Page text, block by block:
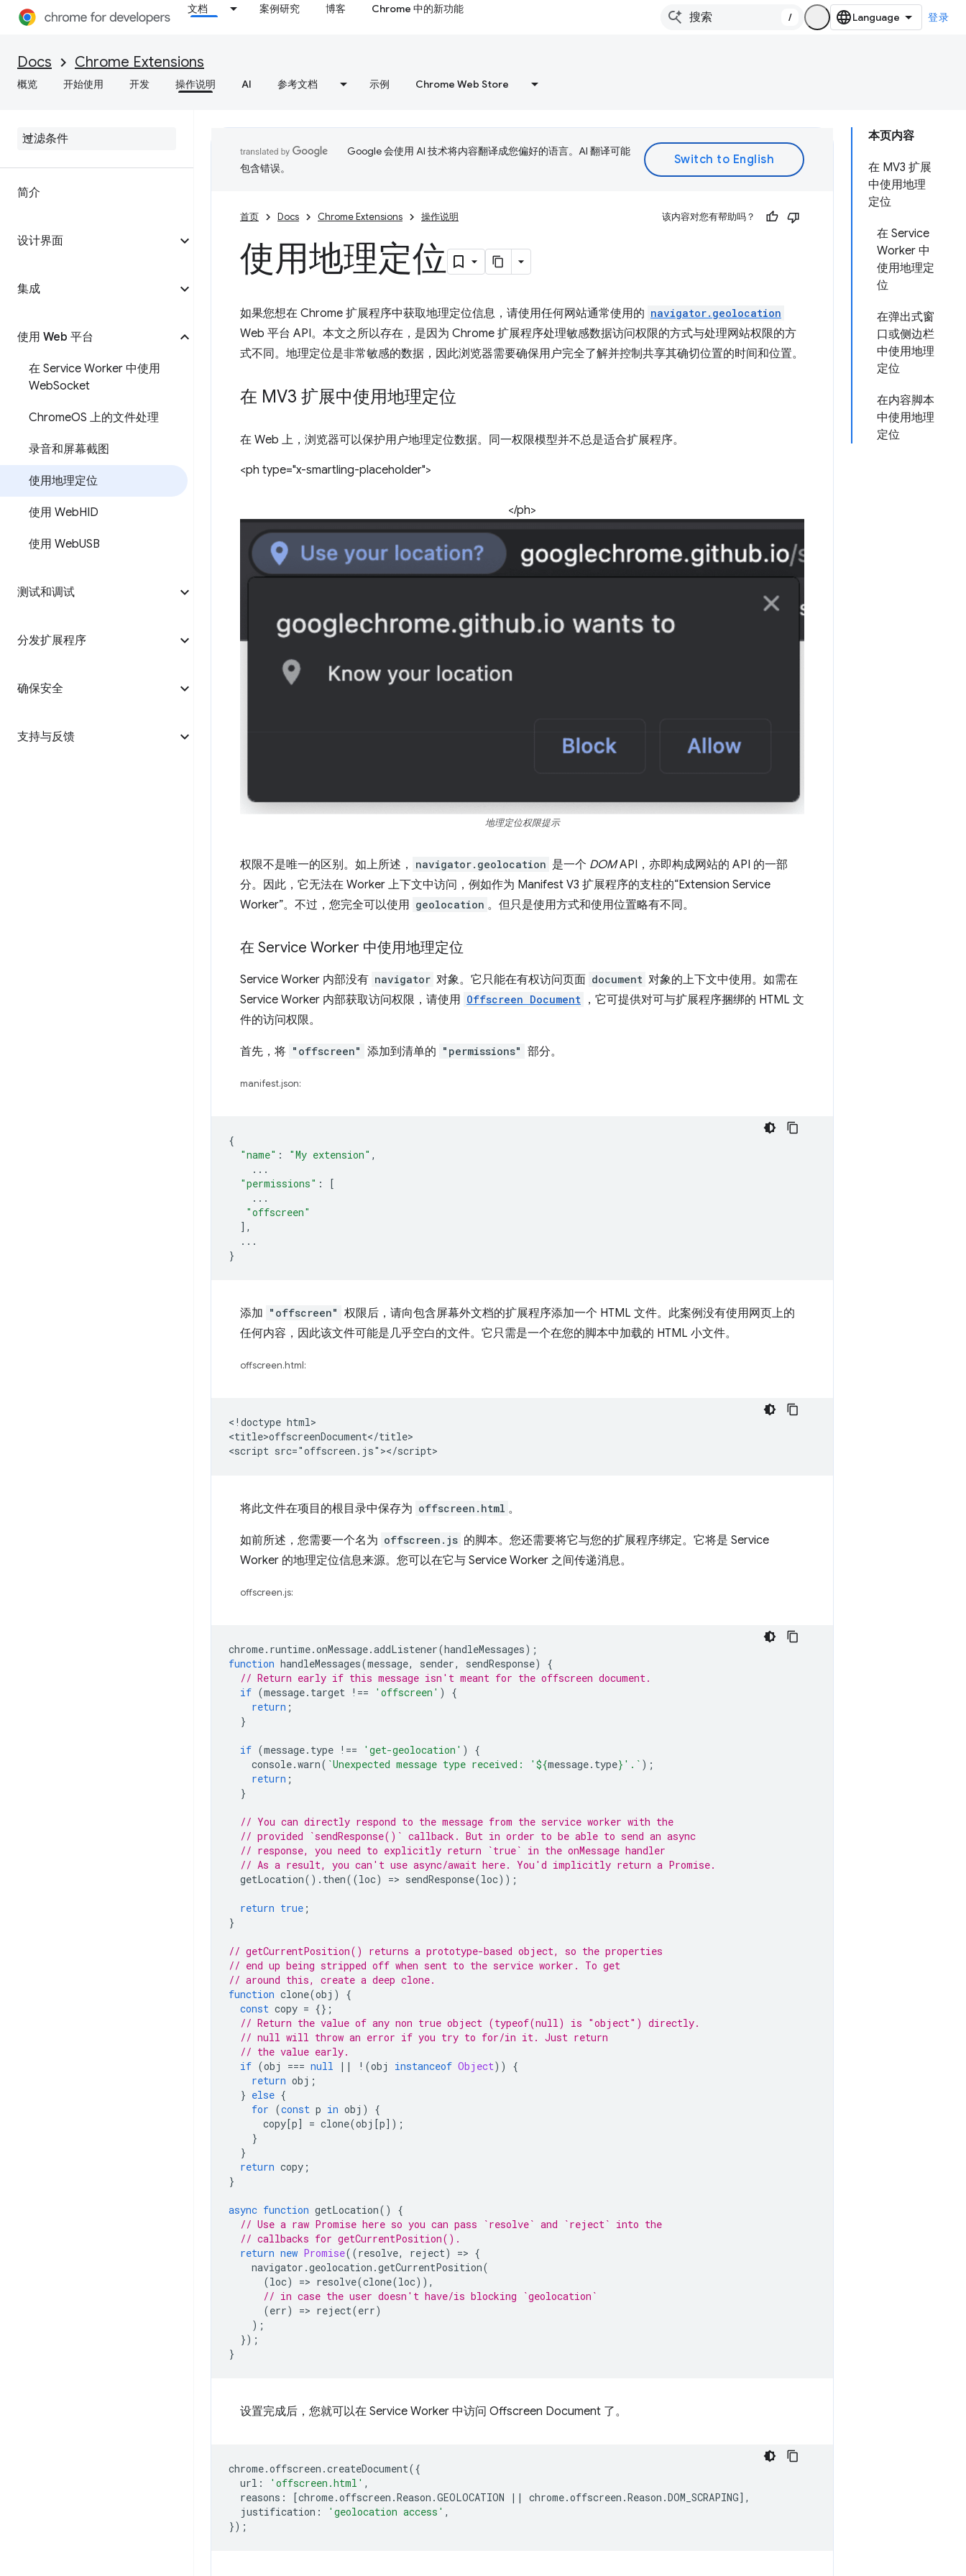
文档 案例研究 博客 Chrome 中的新功能
/ 登录
Docs Chrome Extensions
概览 开始使用 开发 操作说明 AI 参考文档 示例 Chrome Web Store
简介
设计界面
集成
使用 Web 平台
在 Service Worker 中使用
WebSocket
ChromeOS 上的文件处理
录音和屏幕截图
使用地理定位
使用 WebHID
使用 WebUSB
测试和调试
分发扩展程序
确保安全
支持与反馈
本页内容
在 MV3 扩展
中使用地理
定位
在 Service
Worker 中
使用地理定
位
在弹出式窗
口或侧边栏
中使用地理
定位
在内容脚本
中使用地理
定位
Google 会使用 AI 技术将内容翻译成您偏好的语言。AI 翻译可能
包含错误。
首页 Docs Chrome Extensions 操作说明 该内容对您有帮助吗？
使用地理定位
如果您想在 Chrome 扩展程序中获取地理定位信息，请使用任何网站通常使用的 navigator.geolocation
Web 平台 API。本文之所以存在，是因为 Chrome 扩展程序处理敏感数据访问权限的方式与处理网站权限的方
式不同。地理定位是非常敏感的数据，因此浏览器需要确保用户完全了解并控制共享其确切位置的时间和位置。
在 MV3 扩展中使用地理定位
在 Web 上，浏览器可以保护用户地理定位数据。同一权限模型并不总是适合扩展程序。
<ph type="x-smartling-placeholder">
</ph>
地理定位权限提示
权限不是唯一的区别。如上所述， navigator.geolocation 是一个 DOMAPI，亦即构成网站的 API 的一部
分。因此，它无法在 Worker 上下文中访问，例如作为 Manifest V3 扩展程序的支柱的“Extension Service
Worker”。 不过，您完全可以使用 geolocation 。但只是使用方式和使用位置略有不同。
在 Service Worker 中使用地理定位
Service Worker 内部没有 navigator 对象。它只能在有权访问页面 document 对象的上下文中使用。如需在
Service Worker 内部获取访问权限，请使用 Offscreen Document ，它可提供对可与扩展程序捆绑的 HTML 文
件的访问权限。
首先，将 "offscreen" 添加到清单的 "permissions" 部分。
manifest.json:
{
"name" : "My extension" ,
...
"permissions" :
[
...
"offscreen"
],
...
}
添加 "offscreen" 权限后，请向包含屏幕外文档的扩展程序添加一个 HTML 文件。此案例没有使用网页上的
任何内容，因此该文件可能是几乎空白的文件。它只需是一个在您的脚本中加载的 HTML 小文件。
offscreen.html:
<!doctype html>
<title>offscreenDocument</title>
将此文件在项目的根目录中保存为 offscreen.html 。
如前所述，您需要一个名为 offscreen.js 的脚本。您还需要将它与您的扩展程序绑定。它将是 Service
Worker 的地理定位信息来源。您可以在它与 Service Worker 之间传递消息。
offscreen.js:
chrome. runtime.onMessage.addListener(handleMessages);
function handleMessages(message, sender, sendResponse)
{
// Return early if this message isn't meant for the offscreen document.
if (message. target !== 'offscreen' )
{
return ;
}
if (message. type !== 'get-geolocation' )
{
console.warn( `Unexpected message type received: ' ${message. type} '.` );
return ;
}
// You can directly respond to the message from the service worker with the
// provided `sendResponse()` callback. But in order to be able to send an async
// response, you need to explicitly return `true` in the onMessage handler
// As a result, you can't use async/await here. You'd implicitly return a Promise.
getLocation(). then((loc) => sendResponse(loc));
return true ;
}
// getCurrentPosition() returns a prototype-based object, so the properties
// end up being stripped off when sent to the service worker. To get
// around this, create a deep clone.
function clone(obj )
{
const copy = {};
// Return the value of any non true object (typeof(null) is "object") directly.
// null will throw an error if you try to for/in it. Just return
// the value early.
if (obj === null || ! (obj instanceof Object))
{
return obj ;
} else {
for (const p in obj )
{
copy[p] = clone(obj [p]);
}
}
return copy ;
}
async function getLocation()
{
// Use a raw Promise here so you can pass `resolve` and `reject` into the
// callbacks for getCurrentPosition().
return new Promise((resolve, reject) => {
navigator .geolocation .getCurrentPosition(
(loc) => resolve(clone(loc)),
// in case the user doesn't have/is blocking `geolocation`
(err) => reject(err)
);
});
}
设置完成后，您就可以在 Service Worker 中访问 Offscreen Document 了。
chrome.offscreen .createDocument({
url : 'offscreen.html' ,
reasons : [chrome.offscreen .Reason .GEOLOCATION || chrome.offscreen .Reason .DOM_SCRAPING],
justification : 'geolocation access' ,
});